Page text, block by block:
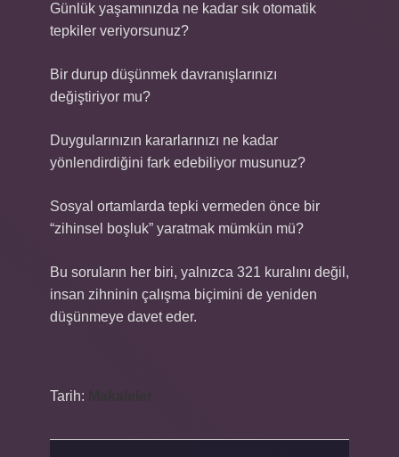
Günlük yaşamınızda ne kadar sık otomatik
tepkiler veriyorsunuz?
Bir durup düşünmek davranışlarınızı
değiştiriyor mu?
Duygularınızın kararlarınızı ne kadar
yönlendirdiğini fark edebiliyor musunuz?
Sosyal ortamlarda tepki vermeden önce bir
“zihinsel boşluk” yaratmak mümkün mü?
Bu soruların her biri, yalnızca 321 kuralını değil,
insan zihninin çalışma biçimini de yeniden
düşünmeye davet eder.
Tarih: